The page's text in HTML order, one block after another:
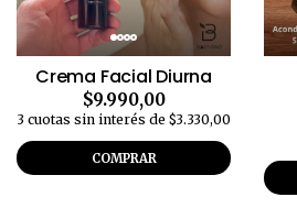
Crema Facial Diurna
$9.990,00
3 cuotas sin interés de $3.330,00
COMPRAR